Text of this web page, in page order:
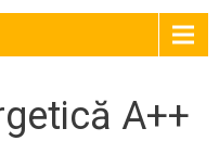
A++